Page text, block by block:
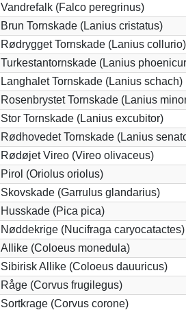
Vandrefalk (Falco peregrinus)
Brun Tornskade (Lanius cristatus)
Rødrygget Tornskade (Lanius collurio)
Turkestantornskade (Lanius
Langhalet Tornskade (Lanius schach)
Rosenbrystet Tornskade (Lanius
Stor Tornskade (Lanius excubitor)
Rødhovedet Tornskade (Lanius
Rødøjet Vireo (Vireo olivaceus)
Pirol (Oriolus oriolus)
Skovskade (Garrulus glandarius)
Husskade (Pica pica)
Nøddekrige (Nucifraga caryocatactes)
Allike (Coloeus monedula)
Sibirisk Allike (Coloeus dauuricus)
Råge (Corvus frugilegus)
Sortkrage (Corvus corone)